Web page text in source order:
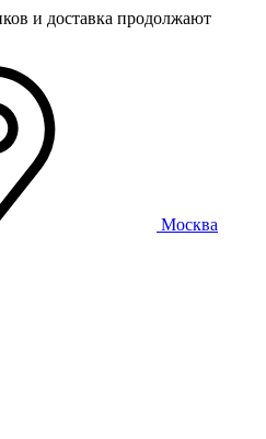
и доставка продолжают
Москва